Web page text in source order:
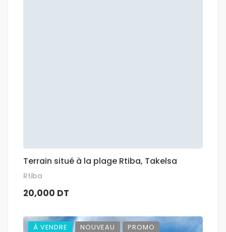
Terrain situé à la plage Rtiba, Takelsa
Rtiba
20,000 DT
À VENDRE NOUVEAU PROMO